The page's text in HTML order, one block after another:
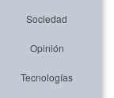
Sociedad
Opinión
Tecnologías